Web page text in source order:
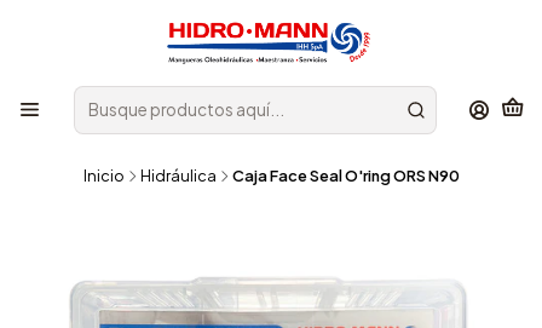
Inicio Hidráulica Caja Face Seal O'ring ORS N90